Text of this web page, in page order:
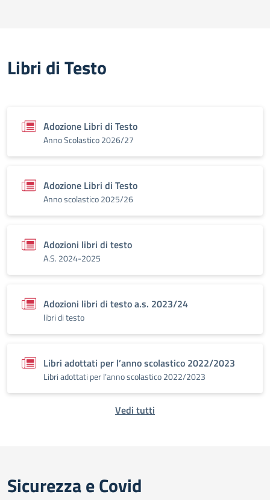
Libri di Testo
Adozione Libri di Testo
Anno Scolastico 2026/27
Adozione Libri di Testo
Anno scolastico 2025/26
Adozioni libri di testo
A.S. 2024-2025
Adozioni libri di testo a.s. 2023/24
libri di testo
Libri adottati per l’anno scolastico 2022/2023
Libri adottati per l’anno scolastico 2022/2023
Vedi tutti
Sicurezza e Covid